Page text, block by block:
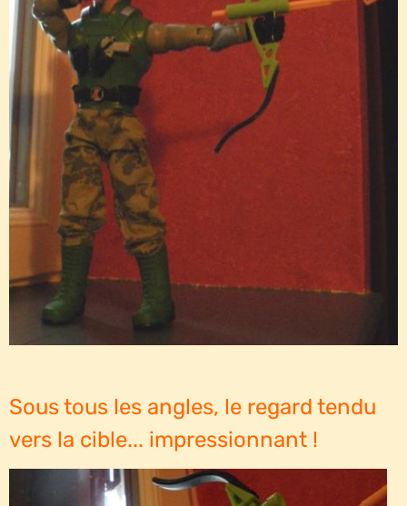
Sous tous les angles, le regard tendu
vers la cible... impressionnant !